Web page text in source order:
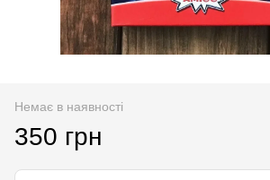
Немає в наявності
350 грн